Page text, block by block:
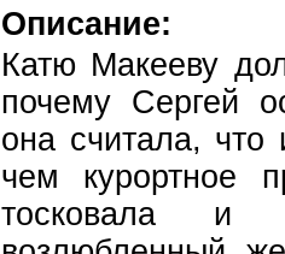
Описание:
Катю Макееву
почему Сергей
она считала,
чем курортное
тосковала и